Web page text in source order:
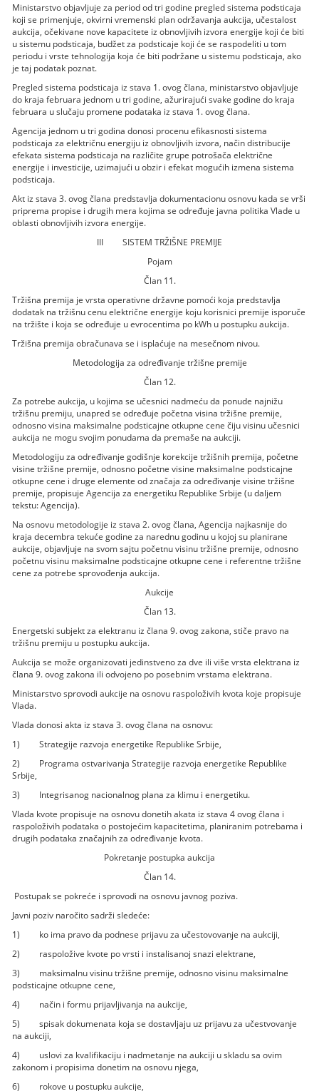
Ministarstvo objavljuje za period od tri godine pregled sistema podsticaja
koji se primenjuje, okvirni vremenski plan održavanja aukcija, učestalost
aukcija, očekivane nove kapacitete iz obnovljivih izvora energije koji će biti
u sistemu podsticaja, budžet za podsticaje koji će se raspodeliti u tom
periodu i vrste tehnologija koja će biti podržane u sistemu podsticaja, ako
je taj podatak poznat.
Pregled sistema podsticaja iz stava 1. ovog člana, ministarstvo objavljuje
do kraja februara jednom u tri godine, ažurirajući svake godine do kraja
februara u slučaju promene podataka iz stava 1. ovog člana.
Agencija jednom u tri godina donosi procenu efikasnosti sistema
podsticaja za električnu energiju iz obnovljivih izvora, način distribucije
efekata sistema podsticaja na različite grupe potrošača električne
energije i investicije, uzimajući u obzir i efekat mogućih izmena sistema
podsticaja.
Akt iz stava 3. ovog člana predstavlja dokumentacionu osnovu kada se vrši
priprema propise i drugih mera kojima se određuje javna politika Vlade u
oblasti obnovljivih izvora energije.
III SISTEM TRŽIŠNE PREMIJE
Pojam
Član 11.
Tržišna premija je vrsta operativne državne pomoći koja predstavlja
dodatak na tržišnu cenu električne energije koju korisnici premije isporuče
na tržište i koja se određuje u evrocentima po kWh u postupku aukcija.
Tržišna premija obračunava se i isplaćuje na mesečnom nivou.
Metodologija za određivanje tržišne premije
Član 12.
Za potrebe aukcija, u kojima se učesnici nadmeću da ponude najnižu
tržišnu premiju, unapred se određuje početna visina tržišne premije,
odnosno visina maksimalne podsticajne otkupne cene čiju visinu učesnici
aukcija ne mogu svojim ponudama da premaše na aukciji.
Metodologiju za određivanje godišnje korekcije tržišnih premija, početne
visine tržišne premije, odnosno početne visine maksimalne podsticajne
otkupne cene i druge elemente od značaja za određivanje visine tržišne
premije, propisuje Agencija za energetiku Republike Srbije (u daljem
tekstu: Agencija).
Na osnovu metodologije iz stava 2. ovog člana, Agencija najkasnije do
kraja decembra tekuće godine za narednu godinu u kojoj su planirane
aukcije, objavljuje na svom sajtu početnu visinu tržišne premije, odnosno
početnu visinu maksimalne podsticajne otkupne cene i referentne tržišne
cene za potrebe sprovođenja aukcija.
Aukcije
Član 13.
Energetski subjekt za elektranu iz člana 9. ovog zakona, stiče pravo na
tržišnu premiju u postupku aukcija.
Aukcija se može organizovati jedinstveno za dve ili više vrsta elektrana iz
člana 9. ovog zakona ili odvojeno po posebnim vrstama elektrana.
Ministarstvo sprovodi aukcije na osnovu raspoloživih kvota koje propisuje
Vlada.
Vlada donosi akta iz stava 3. ovog člana na osnovu:
1) Strategije razvoja energetike Republike Srbije,
2) Programa ostvarivanja Strategije razvoja energetike Republike
Srbije,
3) Integrisanog nacionalnog plana za klimu i energetiku.
Vlada kvote propisuje na osnovu donetih akata iz stava 4 ovog člana i
raspoloživih podataka o postojećim kapacitetima, planiranim potrebama i
drugih podataka značajnih za određivanje kvota.
Pokretanje postupka aukcija
Član 14.
Postupak se pokreće i sprovodi na osnovu javnog poziva.
Javni poziv naročito sadrži sledeće:
1) ko ima pravo da podnese prijavu za učestovovanje na aukciji,
2) raspoložive kvote po vrsti i instalisanoj snazi elektrane,
3) maksimalnu visinu tržišne premije, odnosno visinu maksimalne
podsticajne otkupne cene,
4) način i formu prijavljivanja na aukcije,
5) spisak dokumenata koja se dostavljaju uz prijavu za učestvovanje
na aukciji,
4) uslovi za kvalifikaciju i nadmetanje na aukciji u skladu sa ovim
zakonom i propisima donetim na osnovu njega,
6) rokove u postupku aukcije,